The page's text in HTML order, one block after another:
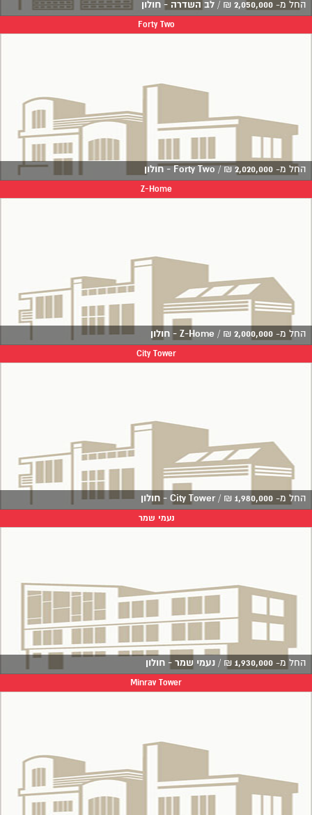
החל מ- 2,050,000
₪
/ לב השדרה - חולון
Forty Two
החל מ- 2,020,000
₪
/ Forty Two - חולון
Z-Home
החל מ- 2,000,000
₪
/ Z-Home - חולון
City Tower
החל מ- 1,980,000
₪
/City Tower - חולון
נעמי שמר
החל מ- 1,930,000
₪
/ נעמי שמר - חולון
Minrav Tower